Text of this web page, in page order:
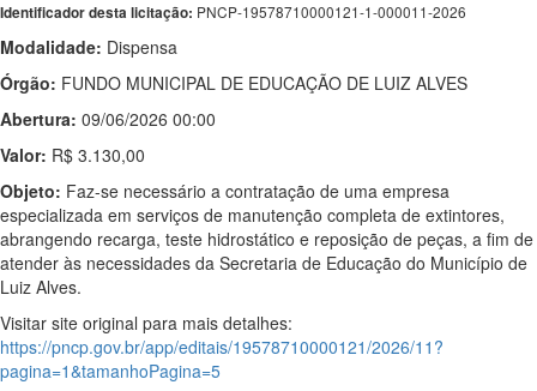
Identificador desta licitação: PNCP-19578710000121-1-000011-2026
Modalidade: Dispensa
Órgão: FUNDO MUNICIPAL DE EDUCAÇÃO DE LUIZ ALVES
Abertura: 09/06/2026 00:00
Valor: R$ 3.130,00
Objeto: Faz-se necessário a contratação de uma empresa
especializada em serviços de manutenção completa de extintores,
abrangendo recarga, teste hidrostático e reposição de peças, a fim de
atender às necessidades da Secretaria de Educação do Município de
Luiz Alves.
Visitar site original para mais detalhes:
https://pncp.gov.br/app/editais/19578710000121/2026/11?
pagina=1&tamanhoPagina=5